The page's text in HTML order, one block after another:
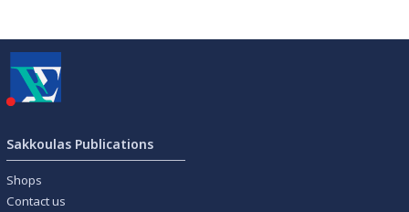
Sakkoulas Publications
Shops
Contact us